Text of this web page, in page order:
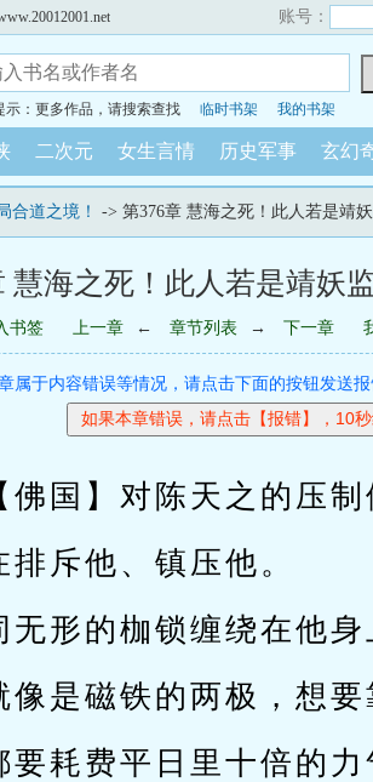
账号：
示：更多作品，请搜索查找 临时书架 我的书架
二次元 女生言情 历史军事 玄幻
合道之境！ -> 第376章 慧海之死！此人若是靖
慧海之死！此人若是靖妖
书签 上一章 ← 章节列表 → 下一章
属于内容错误等情况，请点击下面的按钮发送
】对陈天之的压制
斥他、镇压他。
形的枷锁缠绕在他身
是磁铁的两极，想要
耗费平日里十倍的力